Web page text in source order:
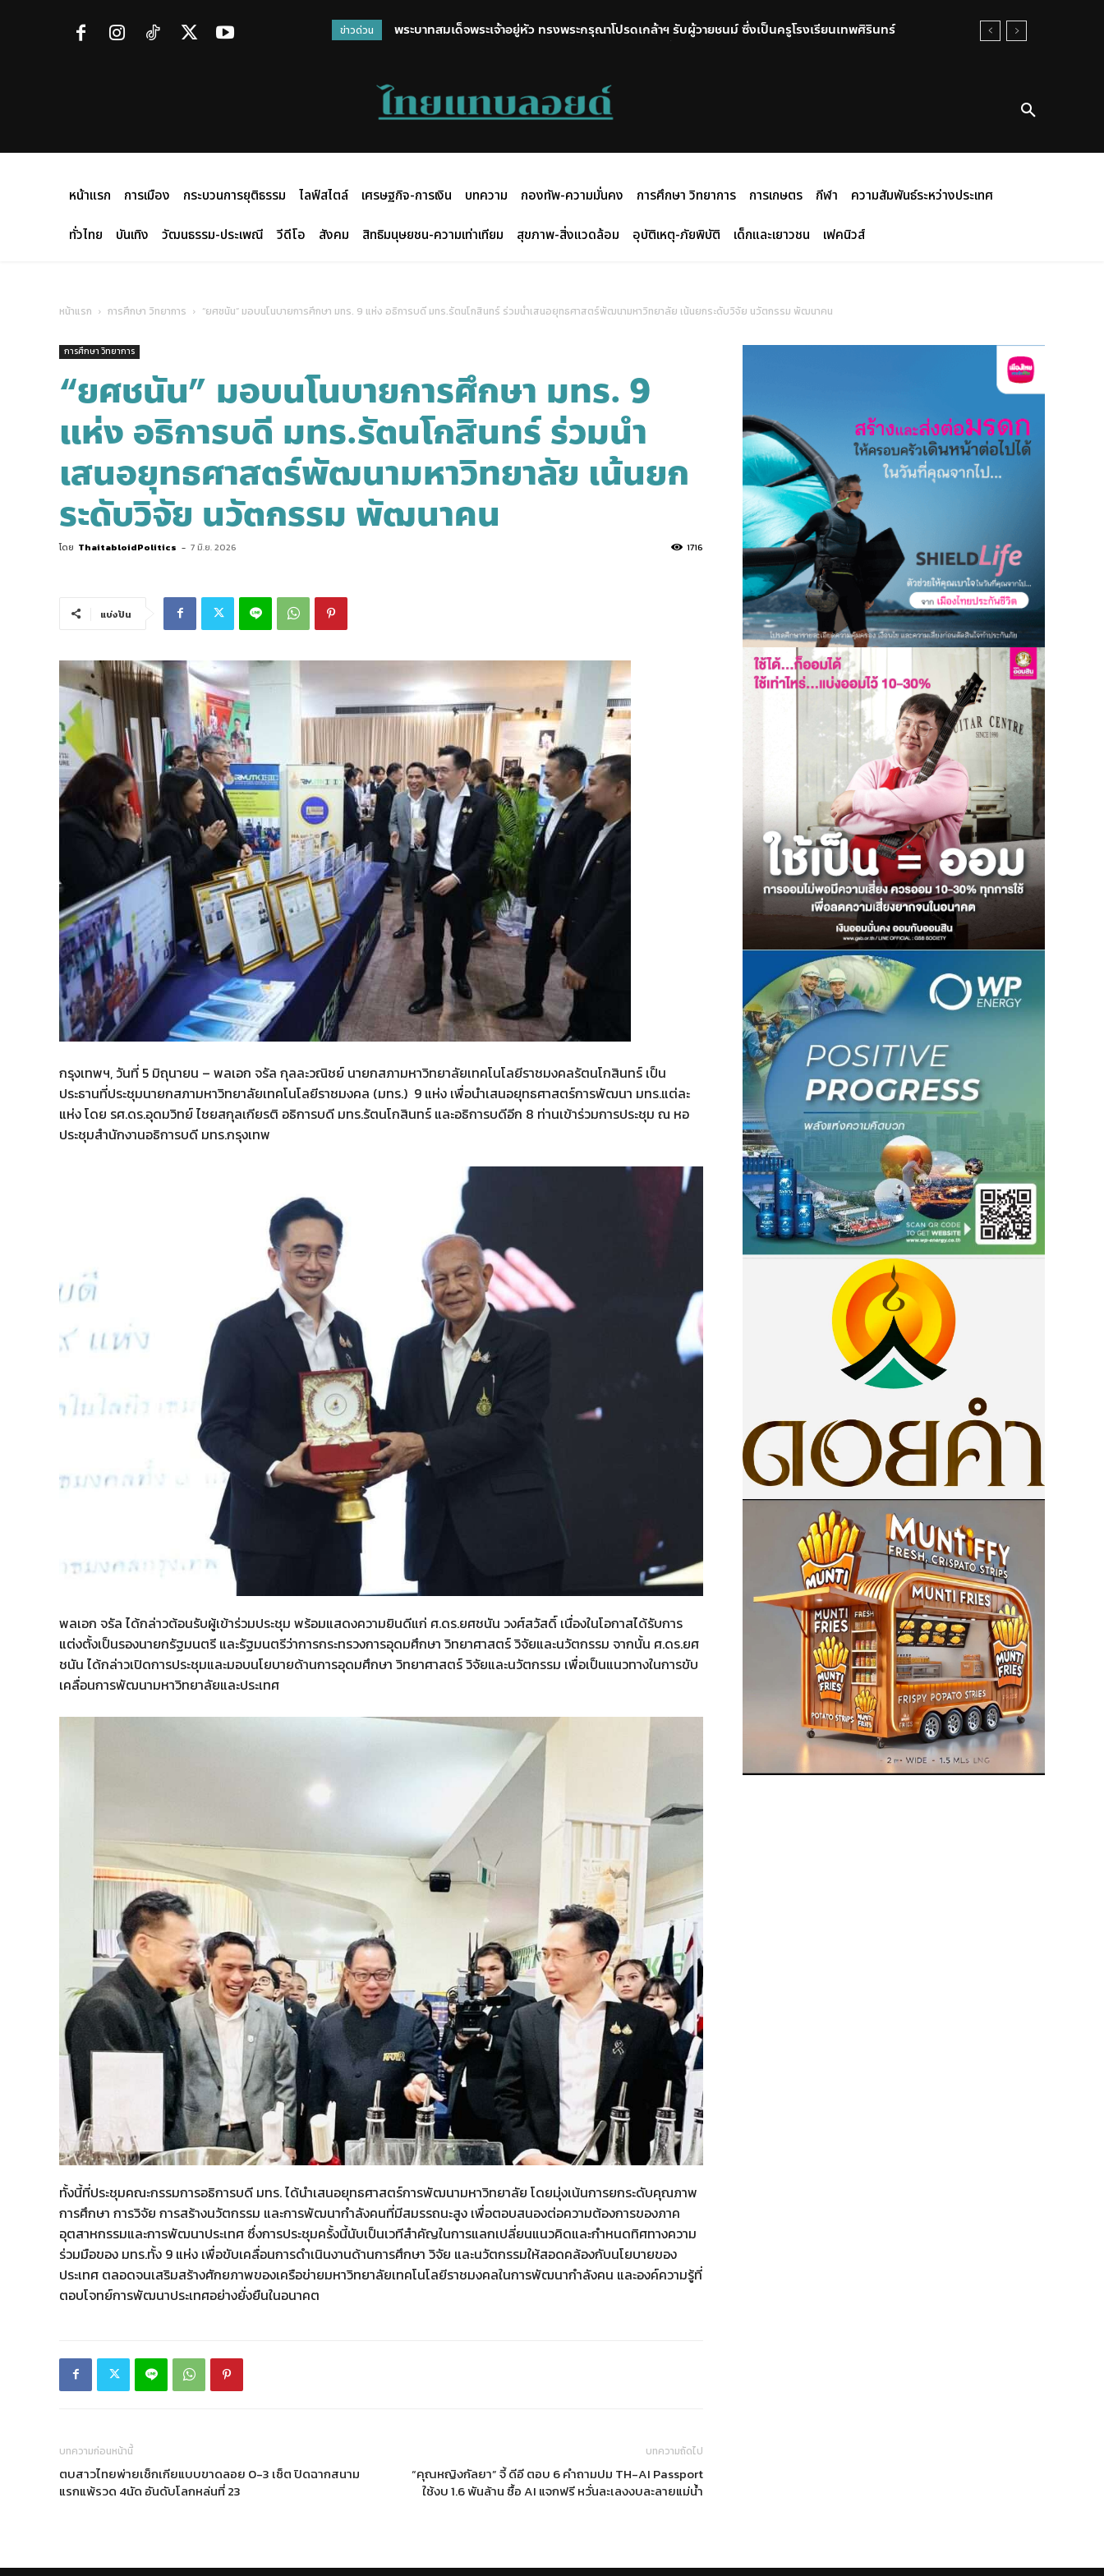
ข่าวด่วน
พระบาทสมเด็จพระเจ้าอยู่หัว ทรงพระกรุณาโปรดเกล้าฯ รับผู้วายชนม์ ซึ่งเป็นครูโรงเรียนเทพศิรินทร์
ศูนย์คุณธรรม มอบโล่ อัยการ สคช. เป็นองค์กรต้นแบบร่วมขับเคลื่อน คุณธรรมสู่สังคม
หน้าแรก การเมือง กระบวนการยุติธรรม ไลฟ์สไตล์ เศรษฐกิจ-การเงิน บทความ กองทัพ-ความมั่นคง การศึกษา วิทยาการ การเกษตร กีฬา
ความสัมพันธ์ระหว่างประเทศ
ทั่วไทย
บันเทิง วัฒนธรรม-ประเพณี วีดีโอ สังคม สิทธิมนุษยชน-ความเท่าเทียม สุขภาพ-สิ่งแวดล้อม อุบัติเหตุ-ภัยพิบัติ เด็กและเยาวชน เฟคนิวส์
หน้าแรก การศึกษา วิทยาการ “ยศชนัน” มอบนโนบายการศึกษา มทร. 9 แห่ง อธิการบดี มทร.รัตนโกสินทร์ ร่วมนำเสนอยุทธศาสตร์พัฒนามหาวิทยาลัย เน้นยกระดับวิจัย นวัตกรรม พัฒนาคน
การศึกษา วิทยาการ
“ยศชนัน” มอบนโนบายการศึกษา มทร. 9
แห่ง อธิการบดี มทร.รัตนโกสินทร์ ร่วมนำ
เสนอยุทธศาสตร์พัฒนามหาวิทยาลัย เน้นยก
ระดับวิจัย นวัตกรรม พัฒนาคน
โดย ThaitabloidPolitics - 7 มิ.ย. 2026 1716
แบ่งปัน
กรุงเทพฯ, วันที่ 5 มิถุนายน – พลเอก จรัล กุลละวณิชย์ นายกสภามหาวิทยาลัยเทคโนโลยีราชมงคลรัตนโกสินทร์ เป็น
ประธานที่ประชุมนายกสภามหาวิทยาลัยเทคโนโลยีราชมงคล (มทร.) 9 แห่ง เพื่อนำเสนอยุทธศาสตร์การพัฒนา มทร.แต่ละ
แห่ง โดย รศ.ดร.อุดมวิทย์ ไชยสกุลเกียรติ อธิการบดี มทร.รัตนโกสินทร์ และอธิการบดีอีก 8 ท่านเข้าร่วมการประชุม ณ หอ
ประชุมสำนักงานอธิการบดี มทร.กรุงเทพ
พลเอก จรัล ได้กล่าวต้อนรับผู้เข้าร่วมประชุม พร้อมแสดงความยินดีแก่ ศ.ดร.ยศชนัน วงศ์สวัสดิ์ เนื่องในโอกาสได้รับการ
แต่งตั้งเป็นรองนายกรัฐมนตรี และรัฐมนตรีว่าการกระทรวงการอุดมศึกษา วิทยาศาสตร์ วิจัยและนวัตกรรม จากนั้น ศ.ดร.ยศ
ชนัน ได้กล่าวเปิดการประชุมและมอบนโยบายด้านการอุดมศึกษา วิทยาศาสตร์ วิจัยและนวัตกรรม เพื่อเป็นแนวทางในการขับ
เคลื่อนการพัฒนามหาวิทยาลัยและประเทศ
ทั้งนี้ที่ประชุมคณะกรรมการอธิการบดี มทร. ได้นำเสนอยุทธศาสตร์การพัฒนามหาวิทยาลัย โดยมุ่งเน้นการยกระดับคุณภาพ
การศึกษา การวิจัย การสร้างนวัตกรรม และการพัฒนากำลังคนที่มีสมรรถนะสูง เพื่อตอบสนองต่อความต้องการของภาค
อุตสาหกรรมและการพัฒนาประเทศ ซึ่งการประชุมครั้งนี้นับเป็นเวทีสำคัญในการแลกเปลี่ยนแนวคิดและกำหนดทิศทางความ
ร่วมมือของ มทร.ทั้ง 9 แห่ง เพื่อขับเคลื่อนการดำเนินงานด้านการศึกษา วิจัย และนวัตกรรมให้สอดคล้องกับนโยบายของ
ประเทศ ตลอดจนเสริมสร้างศักยภาพของเครือข่ายมหาวิทยาลัยเทคโนโลยีราชมงคลในการพัฒนากำลังคน และองค์ความรู้ที่
ตอบโจทย์การพัฒนาประเทศอย่างยั่งยืนในอนาคต
บทความก่อนหน้านี้
ตบสาวไทยพ่ายเช็กเกียแบบขาดลอย 0-3 เซ็ต ปิดฉากสนาม
แรกแพ้รวด 4นัด อันดับโลกหล่นที่ 23
บทความถัดไป
“คุณหญิงกัลยา” จี้ ดีอี ตอบ 6 คำถามปม TH-AI Passport
ใช้งบ 1.6 พันล้าน ซื้อ AI แจกฟรี หวั่นละเลงงบละลายแม่น้ำ